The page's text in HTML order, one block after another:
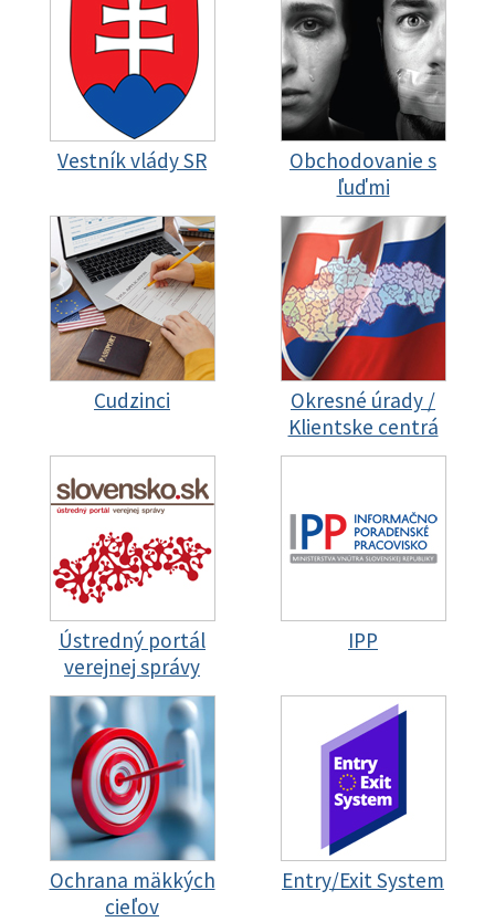
Vestník vlády SR
Obchodovanie s
ľuďmi
Cudzinci
Okresné úrady /
Klientske centrá
Ústredný portál
verejnej správy
IPP
Ochrana mäkkých
cieľov
Entry/Exit System